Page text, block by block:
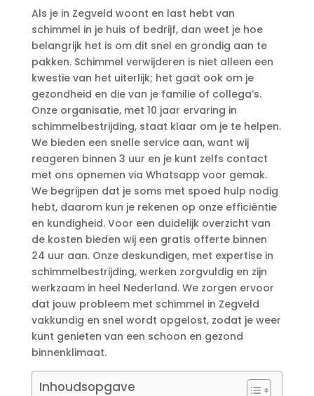
Als je in Zegveld woont en last hebt van
schimmel in je huis of bedrijf, dan weet je hoe
belangrijk het is om dit snel en grondig aan te
pakken.​ Schimmel verwijderen is niet alleen een
kwestie van het uiterlijk; het gaat ook om je
gezondheid en die van je familie of collega’s.​
Onze organisatie, met 10 jaar ervaring in
schimmelbestrijding, staat klaar om je te helpen.​
We bieden een snelle service aan, want wij
reageren binnen 3 uur en je kunt zelfs contact
met ons opnemen via Whatsapp voor gemak.​
We begrijpen dat je soms met spoed hulp nodig
hebt, daarom kun je rekenen op onze efficiëntie
en kundigheid.​ Voor een duidelijk overzicht van
de kosten bieden wij een gratis offerte binnen
24 uur aan.​ Onze deskundigen, met expertise in
schimmelbestrijding, werken zorgvuldig en zijn
werkzaam in heel Nederland.​ We zorgen ervoor
dat jouw probleem met schimmel in Zegveld
vakkundig en snel wordt opgelost, zodat je weer
kunt genieten van een schoon en gezond
binnenklimaat.​
Inhoudsopgave